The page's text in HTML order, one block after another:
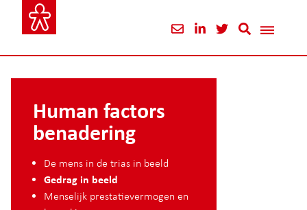
Human factors
benadering
De mens in de trias in beeld
Gedrag in beeld
Menselijk prestatievermogen en